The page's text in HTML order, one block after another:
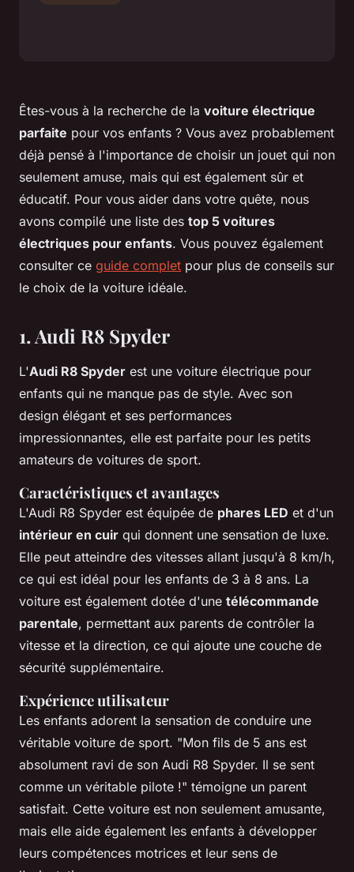
Êtes-vous à la recherche de la voiture électrique
parfaite pour vos enfants ? Vous avez probablement
déjà pensé à l'importance de choisir un jouet qui non
seulement amuse, mais qui est également sûr et
éducatif. Pour vous aider dans votre quête, nous
avons compilé une liste des top 5 voitures
électriques pour enfants. Vous pouvez également
consulter ce guide complet pour plus de conseils sur
le choix de la voiture idéale.
1. Audi R8 Spyder
L'Audi R8 Spyder est une voiture électrique pour
enfants qui ne manque pas de style. Avec son
design élégant et ses performances
impressionnantes, elle est parfaite pour les petits
amateurs de voitures de sport.
Caractéristiques et avantages
L'Audi R8 Spyder est équipée de phares LED et d'un
intérieur en cuir qui donnent une sensation de luxe.
Elle peut atteindre des vitesses allant jusqu'à 8 km/h,
ce qui est idéal pour les enfants de 3 à 8 ans. La
voiture est également dotée d'une télécommande
parentale, permettant aux parents de contrôler la
vitesse et la direction, ce qui ajoute une couche de
sécurité supplémentaire.
Expérience utilisateur
Les enfants adorent la sensation de conduire une
véritable voiture de sport. "Mon fils de 5 ans est
absolument ravi de son Audi R8 Spyder. Il se sent
comme un véritable pilote !" témoigne un parent
satisfait. Cette voiture est non seulement amusante,
mais elle aide également les enfants à développer
leurs compétences motrices et leur sens de